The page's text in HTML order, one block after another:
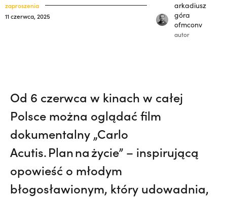
klasztory
święci
polskich misjonarzy? | JESTEM,
wiedziała, że żegna go na zawsze | JESTEM
zaproszenia
11 czerwca, 2025
arkadiusz
góra
ofmconv
autor
Od 6 czerwca w kinach w całej
Polsce można oglądać film
dokumentalny „Carlo
Acutis. Plan na życie” – inspirującą
opowieść o młodym
błogosławionym, który udowadnia,